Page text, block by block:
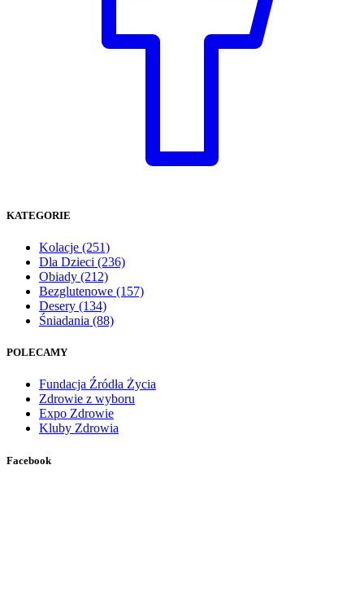
KATEGORIE
Kolacje (251)
Dla Dzieci (236)
Obiady (212)
Bezglutenowe (157)
Desery (134)
Śniadania (88)
POLECAMY
Fundacja Źródła Życia
Zdrowie z wyboru
Expo Zdrowie
Kluby Zdrowia
Facebook